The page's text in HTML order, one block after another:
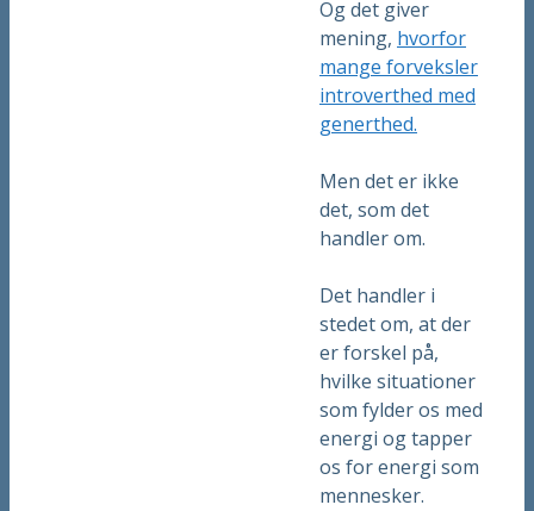
Og det giver
mening, hvorfor
mange forveksler
introverthed med
generthed.
Men det er ikke
det, som det
handler om.
Det handler i
stedet om, at der
er forskel på,
hvilke situationer
som fylder os med
energi og tapper
os for energi som
mennesker.